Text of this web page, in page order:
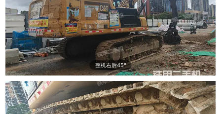
整机右后45°